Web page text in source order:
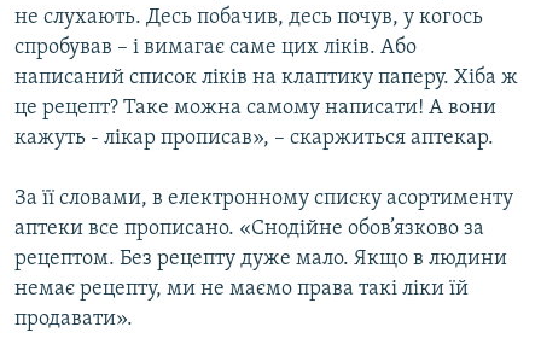
не слухають. Десь побачив, десь почув, у когось
спробував – і вимагає саме цих ліків. Або
написаний список ліків на клаптику паперу. Хіба ж
це рецепт? Таке можна самому написати! А вони
кажуть - лікар прописав», – скаржиться аптекар.
За її словами, в електронному списку асортименту
аптеки все прописано. «Снодійне обов’язково за
рецептом. Без рецепту дуже мало. Якщо в людини
немає рецепту, ми не маємо права такі ліки їй
продавати».